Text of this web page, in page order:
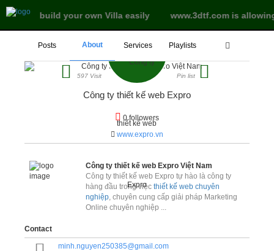
land to build your own Villa easily www.3dtf.com is
Posts About Services Playlists
597 Visit Pin list
Công ty thiết kế web Expro
0 followers
www.expro.vn
Công ty thiết kế web Expro Việt Nam
Công ty thiết kế web Expro tự hào là công ty
hàng đầu trong việc thiết kế web chuyên
nghiệp, chuyên cung cấp giải pháp Marketing
Online chuyên nghiệp ...
Contact
minh.nguyen250385@gmail.com